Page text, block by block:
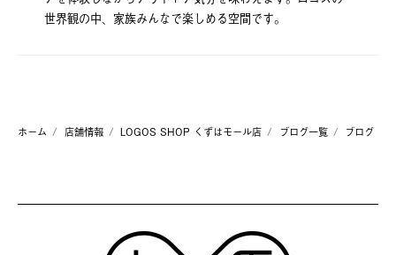
世界観の中、家族みんなで楽しめる空間です。
ホーム 店舗情報 LOGOS SHOP くずはモール店 ブログ一覧 ブログ